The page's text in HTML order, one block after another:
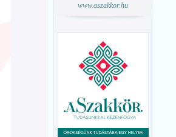
www.aszakkor.hu